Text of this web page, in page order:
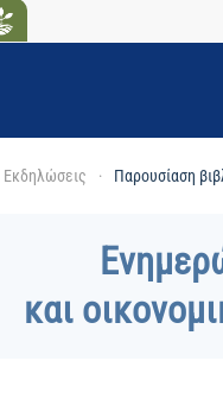
Εκδηλώσεις Παρουσίαση
και